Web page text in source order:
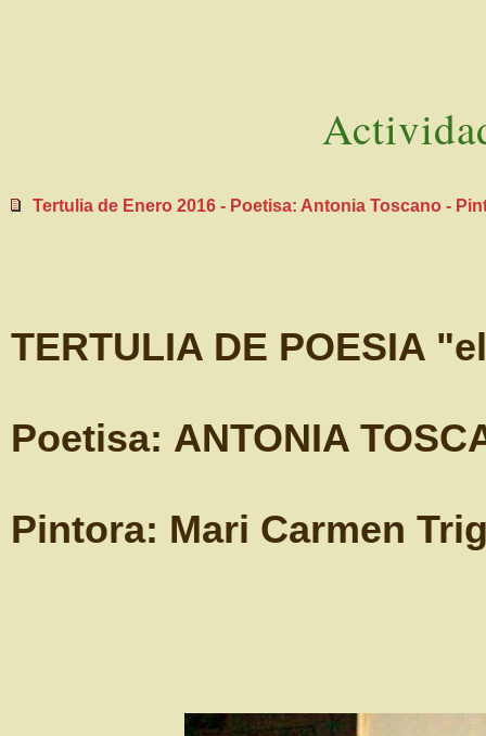
Tertulia de Enero 2016 - Poetisa: Antonia Toscano -
TERTULIA DE POESIA
Poetisa: ANTONIA
Pintora: Mari Carmen